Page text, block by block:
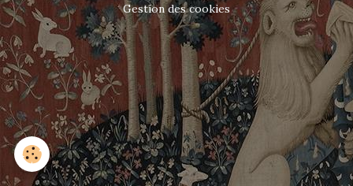
Gestion des cookies